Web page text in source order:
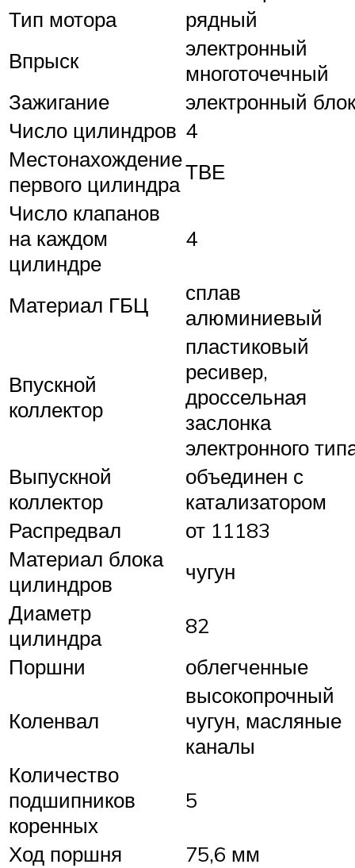
Тип мотора
рядный
Впрыск
электронный
многоточечный
Зажигание
электронный блок
Число цилиндров 4
Местонахождение
первого цилиндра ТВЕ
Число клапанов
на каждом
цилиндре
4
Материал ГБЦ
сплав
алюминиевый
Впускной
коллектор
пластиковый
ресивер,
дроссельная
заслонка
электронного
Выпускной
коллектор
объединен с
катализатором
Распредвал
от 11183
Материал блока
цилиндров
чугун
Диаметр
цилиндра
82
Поршни
облегченные
Коленвал
высокопрочный
чугун, масляные
каналы
Количество
подшипников
коренных
5
Ход поршня
75,6 мм